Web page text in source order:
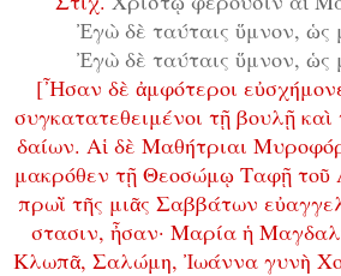
Ἐ­γὼ δὲ τα­ύ­ταις ὕ­μνον,
Ἐ­γὼ δὲ τα­ύ­ταις ὕ­μνον,
[Ἦ­σαν δὲ ἀμ­φό­τε­ροι
συγ­κα­τα­τε­θει­μέ­νοι τῇ βου­λῇ
δαί­ων. Αἱ δὲ Μα­θή­τρι­αι
μα­κρό­θεν τῇ Θε­ο­σώ­μῳ Τα­φῇ τοῦ
πρω­ῒ τῆς μι­ᾶς Σαβ­βά­των
στα­σιν, ἦ­σαν· Μα­ρί­α ἡ
Κλω­πᾶ, Σα­λώ­μη, Ἰ­ω­άν­να γυ­νὴ